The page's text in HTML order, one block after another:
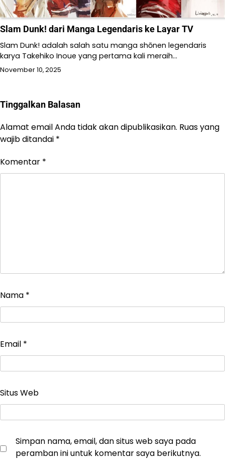
Slam Dunk! dari Manga Legendaris ke Layar TV
Slam Dunk! adalah salah satu manga shōnen legendaris
karya Takehiko Inoue yang pertama kali meraih…
November 10, 2025
Tinggalkan Balasan
Alamat email Anda tidak akan dipublikasikan. Ruas yang
wajib ditandai *
Komentar *
Nama *
Email *
Situs Web
Simpan nama, email, dan situs web saya pada
peramban ini untuk komentar saya berikutnya.